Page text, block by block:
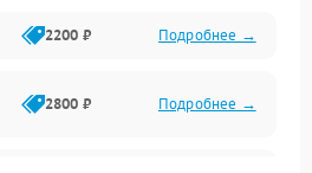
2200 ₽ Подробнее →
2800 ₽ Подробнее →